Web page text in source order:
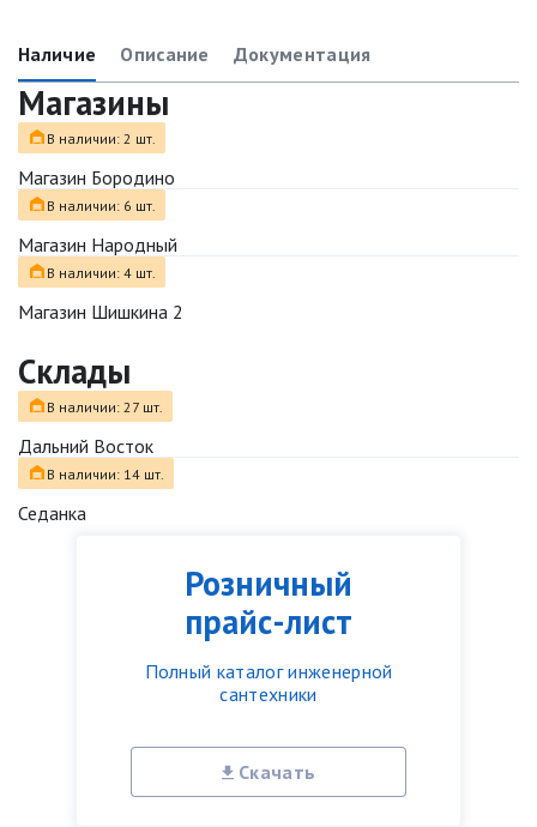
Розничный
прайс-лист
Полный каталог инженерной
сантехники
Скачать
Наличие Описание Документация
Магазины
В наличии: 2 шт.
Магазин Бородино
В наличии: 6 шт.
Магазин Народный
В наличии: 4 шт.
Магазин Шишкина 2
Склады
В наличии: 27 шт.
Дальний Восток
В наличии: 14 шт.
Седанка